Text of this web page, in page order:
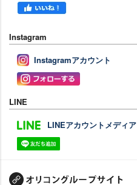
Instagram
Instagramアカウント
LINE
LINEアカウントメディア